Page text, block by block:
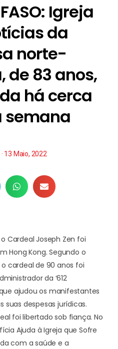
Igreja
da
norte-
de 83 anos,
há cerca
semana
13 Maio, 2022
Cardeal Joseph Zen foi
Hong Kong. Segundo o
o cardeal de 90 anos foi
da ‘612
ajudou os manifestantes
despesas jurídicas.
foi libertado sob fiança. No
Ajuda à Igreja que Sofre
com a saúde e a